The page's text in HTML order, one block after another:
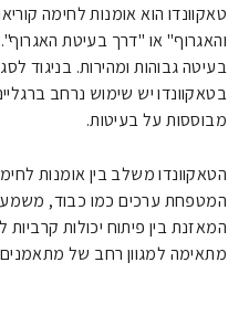
טאקוונדו הוא אומנות לחימה
והאגרוף" או "דרך בעיטת
בעיטה גבוהות ומהירות. בניגוד
מבוססות על בעיטות.
הטאקוונדו משלב בין אומנות
המטפחת ערכים כמו כבוד, משמעת
המאזנת בין פיתוח יכולות קרביות
מתאימה למגוון רחב של